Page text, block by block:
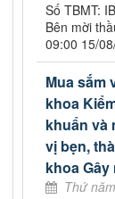
Số TBMT:
Bên mời
09:00 15/
Mua sắm
khoa
khuẩn và
vị bẹn,
khoa
Thứ